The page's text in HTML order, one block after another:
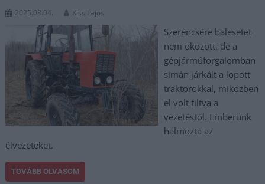
2025.03.04. Kiss Lajos
Szerencsére balesetet
nem okozott, de a
gépjárműforgalomban
simán járkált a lopott
traktorokkal, miközben
el volt tiltva a
vezetéstől. Emberünk
halmozta az
élvezeteket.
TOVÁBB OLVASOM